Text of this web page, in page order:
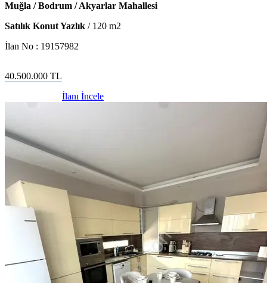
Muğla / Bodrum / Akyarlar Mahallesi
Satılık Konut Yazlık / 120 m2
İlan No : 19157982
40.500.000 TL
İlanı İncele